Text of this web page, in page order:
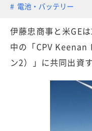
電池・バッテリー
伊藤忠商事と米GE
中の「CPV Keenan
ン2）」に共同出資